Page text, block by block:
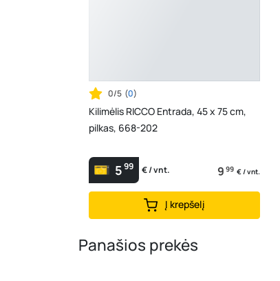
0/5 (0)
Kilimėlis RICCO Entrada, 45 x 75 cm,
pilkas, 668-202
599 € / vnt. 9 99 € / vnt.
Į krepšelį
Panašios prekės